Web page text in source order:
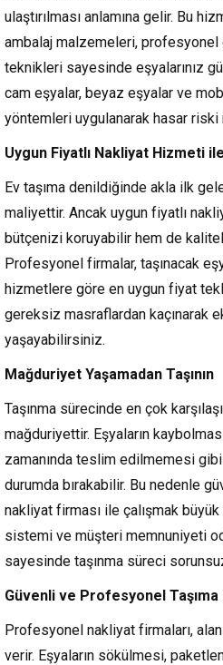
ulaştırılması anlamına gelir. Bu
ambalaj malzemeleri, profesyonel
teknikleri sayesinde eşyalarınız
cam eşyalar, beyaz eşyalar ve
yöntemleri uygulanarak hasar riski
Uygun Fiyatlı Nakliyat Hizmeti
Ev taşıma denildiğinde akla ilk
maliyettir. Ancak uygun fiyatlı
bütçenizi koruyabilir hem de
Profesyonel firmalar, taşınacak
hizmetlere göre en uygun fiyat
gereksiz masraflardan kaçınarak
yaşayabilirsiniz.
Mağduriyet Yaşamadan Taşının
Taşınma sürecinde en çok
mağduriyettir. Eşyaların
zamanında teslim edilmemesi gibi
durumda bırakabilir. Bu nedenle
nakliyat firması ile çalışmak büyük
sistemi ve müşteri memnuniyeti
sayesinde taşınma süreci
Güvenli ve Profesyonel
Profesyonel nakliyat firmaları,
verir. Eşyaların sökülmesi,